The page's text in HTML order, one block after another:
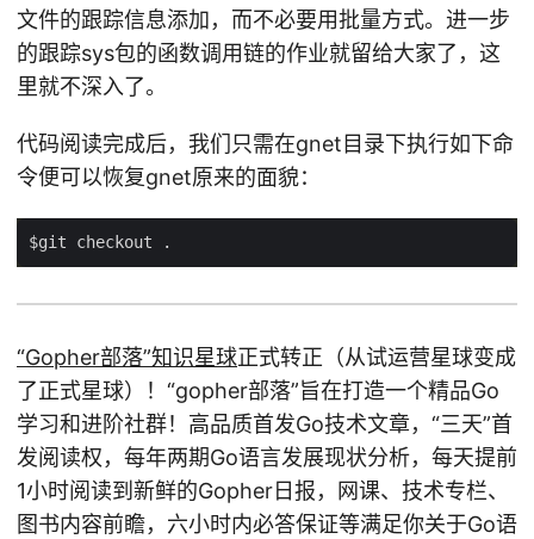
文件的跟踪信息添加，而不必要用批量方式。进一步
的跟踪sys包的函数调用链的作业就留给大家了，这
里就不深入了。
代码阅读完成后，我们只需在gnet目录下执行如下命
令便可以恢复gnet原来的面貌：
“Gopher部落”知识星球正式转正（从试运营星球变成
了正式星球）！“gopher部落”旨在打造一个精品Go
学习和进阶社群！高品质首发Go技术文章，“三天”首
发阅读权，每年两期Go语言发展现状分析，每天提前
1小时阅读到新鲜的Gopher日报，网课、技术专栏、
图书内容前瞻，六小时内必答保证等满足你关于Go语